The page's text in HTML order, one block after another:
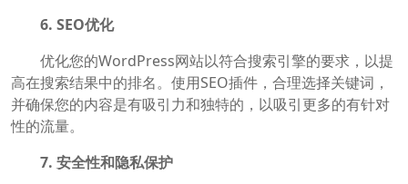
6. SEO优化
优化您的WordPress网站以符合搜索引擎的要求，以提
高在搜索结果中的排名。使用SEO插件，合理选择关键词，
并确保您的内容是有吸引力和独特的，以吸引更多的有针对
性的流量。
7. 安全性和隐私保护